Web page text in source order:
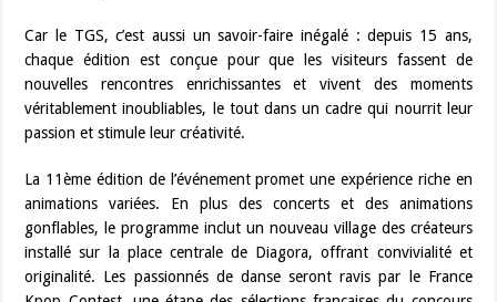
Car le TGS, c’est aussi un savoir-faire inégalé : depuis 15 ans,
chaque édition est conçue pour que les visiteurs fassent de
nouvelles rencontres enrichissantes et vivent des moments
véritablement inoubliables, le tout dans un cadre qui nourrit leur
passion et stimule leur créativité.
La 11ème édition de l’événement promet une expérience riche en
animations variées. En plus des concerts et des animations
gonflables, le programme inclut un nouveau village des créateurs
installé sur la place centrale de Diagora, offrant convivialité et
originalité. Les passionnés de danse seront ravis par le France